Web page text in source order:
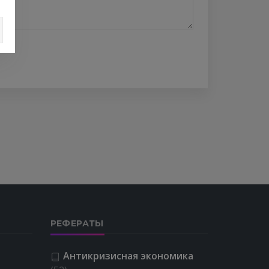
РЕФЕРАТЫ
Антикризисная экономика